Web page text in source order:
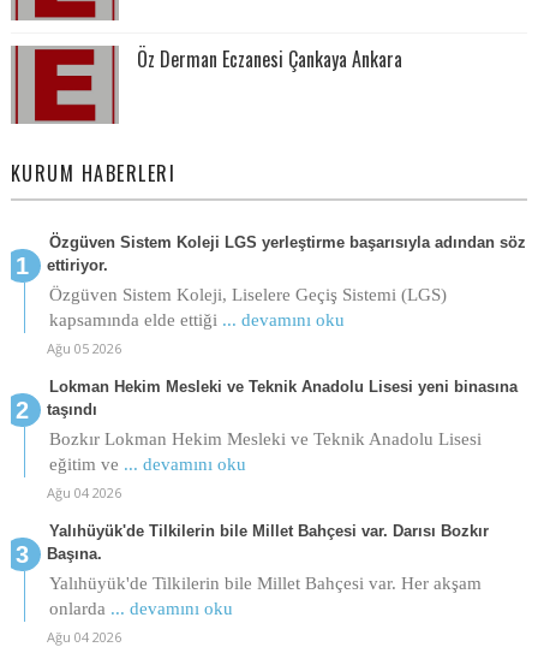
Öz Derman Eczanesi Çankaya Ankara
KURUM HABERLERI
Özgüven Sistem Koleji LGS yerleştirme başarısıyla adından söz
ettiriyor.
Özgüven Sistem Koleji, Liselere Geçiş Sistemi (LGS)
kapsamında elde ettiği ... devamını oku
Ağu 05 2026
Lokman Hekim Mesleki ve Teknik Anadolu Lisesi yeni binasına
taşındı
Bozkır Lokman Hekim Mesleki ve Teknik Anadolu Lisesi
eğitim ve ... devamını oku
Ağu 04 2026
Yalıhüyük'de Tilkilerin bile Millet Bahçesi var. Darısı Bozkır
Başına.
Yalıhüyük'de Tilkilerin bile Millet Bahçesi var. Her akşam
onlarda ... devamını oku
Ağu 04 2026